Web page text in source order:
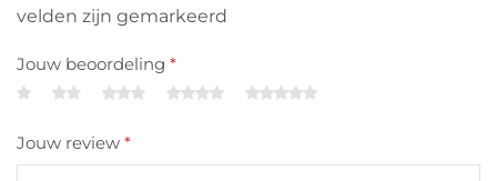
velden zijn gemarkeerd
Jouw beoordeling *
Jouw review *